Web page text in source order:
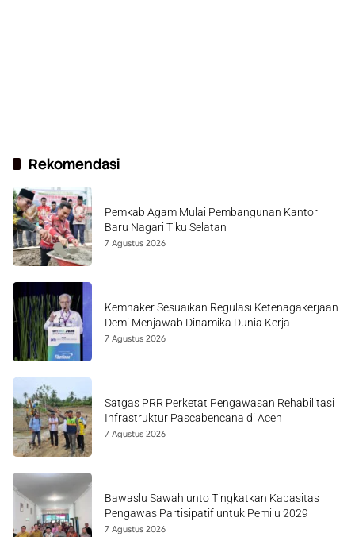
Rekomendasi
Pemkab Agam Mulai Pembangunan Kantor
Baru Nagari Tiku Selatan
7 Agustus 2026
Kemnaker Sesuaikan Regulasi Ketenagakerjaan
Demi Menjawab Dinamika Dunia Kerja
7 Agustus 2026
Satgas PRR Perketat Pengawasan Rehabilitasi
Infrastruktur Pascabencana di Aceh
7 Agustus 2026
Bawaslu Sawahlunto Tingkatkan Kapasitas
Pengawas Partisipatif untuk Pemilu 2029
7 Agustus 2026